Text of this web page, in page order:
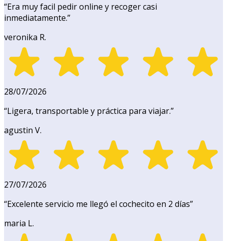
“Era muy facil pedir online y recoger casi
inmediatamente.”
veronika R.
28/07/2026
“Ligera, transportable y práctica para viajar.”
agustin V.
27/07/2026
“Excelente servicio me llegó el cochecito en 2 días”
maria L.